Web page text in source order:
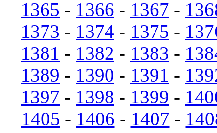
1365 - 1366 - 1367 -
1373 - 1374 - 1375 -
1381 - 1382 - 1383 -
1389 - 1390 - 1391 -
1397 - 1398 - 1399 -
1405 - 1406 - 1407 -